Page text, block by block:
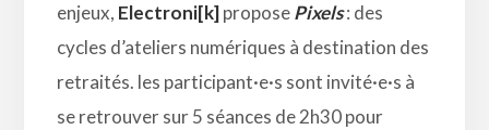
enjeux, Electroni[k]proposePixels: des
cycles d’ateliers numériques à destination des
retraités. les participant·e·s sont invité·e·s à
se retrouver sur 5 séances de 2h30 pour